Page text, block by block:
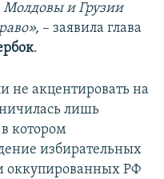
и Грузии
– заявила глава
.
не акцентировать на
лишь
в котором
избирательных
оккупированных РФ